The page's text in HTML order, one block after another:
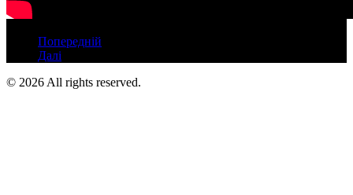
Попередній
Далі
© 2026 All rights reserved.